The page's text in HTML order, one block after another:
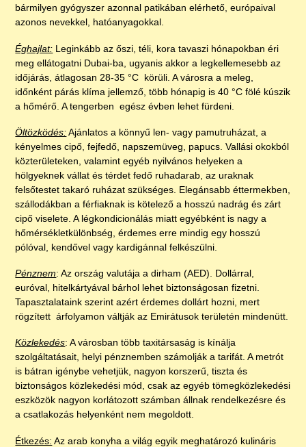
bármilyen gyógyszer azonnal patikában elérhető, európaival
azonos nevekkel, hatóanyagokkal.
Éghajlat: Leginkább az őszi, téli, kora tavaszi hónapokban éri
meg ellátogatni Dubai-ba, ugyanis akkor a legkellemesebb az
időjárás, átlagosan 28-35 °C körüli. A városra a meleg,
időnként párás klíma jellemző, több hónapig is 40 °C fölé kúszik
a hőmérő. A tengerben egész évben lehet fürdeni.
Öltözködés:Ajánlatos a könnyű len- vagy pamutruházat, a
kényelmes cipő, fejfedő, napszemüveg, papucs. Vallási okokból
közterületeken, valamint egyéb nyilvános helyeken a
hölgyeknek vállat és térdet fedő ruhadarab, az uraknak
felsőtestet takaró ruházat szükséges. Elegánsabb éttermekben,
szállodákban a férfiaknak is kötelező a hosszú nadrág és zárt
cipő viselete. A légkondicionálás miatt egyébként is nagy a
hőmérsékletkülönbség, érdemes erre mindig egy hosszú
pólóval, kendővel vagy kardigánnal felkészülni.
Pénznem: Az ország valutája a dirham (AED). Dollárral,
euróval, hitelkártyával bárhol lehet biztonságosan fizetni.
Tapasztalataink szerint azért érdemes dollárt hozni, mert
rögzített árfolyamon váltják az Emirátusok területén mindenütt.
Közlekedés: A városban több taxitársaság is kínálja
szolgáltatásait, helyi pénznemben számolják a tarifát. A metrót
is bátran igénybe vehetjük, nagyon korszerű, tiszta és
biztonságos közlekedési mód, csak az egyéb tömegközlekedési
eszközök nagyon korlátozott számban állnak rendelkezésre és
a csatlakozás helyenként nem megoldott.
Étkezés: Az arab konyha a világ egyik meghatározó kulináris